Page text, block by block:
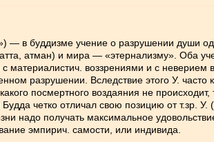
— в буддизме учение о разрушении души
атман) и мира — «этернализму». Оба
материалистич. воззрениями и с
разрушении. Вследствие этого У. часто
посмертного воздаяния не
четко отличал свою позицию от т.зр.
надо получать максимальное
эмпирич. самости, или индивида.